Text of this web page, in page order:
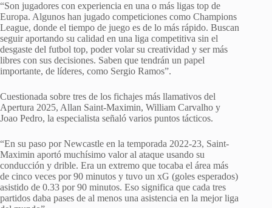
“Son jugadores con experiencia en una o más ligas top de
Europa. Algunos han jugado competiciones como Champions
League, donde el tiempo de juego es de lo más rápido. Buscan
seguir aportando su calidad en una liga competitiva sin el
desgaste del futbol top, poder volar su creatividad y ser más
libres con sus decisiones. Saben que tendrán un papel
importante, de líderes, como Sergio Ramos”.
Cuestionada sobre tres de los fichajes más llamativos del
Apertura 2025, Allan Saint-Maximin, William Carvalho y
Joao Pedro, la especialista señaló varios puntos tácticos.
“En su paso por Newcastle en la temporada 2022-23, Saint-
Maximin aportó muchísimo valor al ataque usando su
conducción y drible. Era un extremo que tocaba el área más
de cinco veces por 90 minutos y tuvo un xG (goles esperados)
asistido de 0.33 por 90 minutos. Eso significa que cada tres
partidos daba pases de al menos una asistencia en la mejor liga